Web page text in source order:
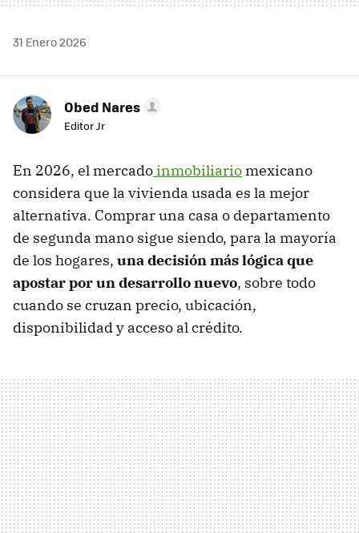
31 Enero 2026
Obed Nares
Editor Jr
En 2026, el mercadoinmobiliario mexicano
considera que la vivienda usada es la mejor
alternativa. Comprar una casa o departamento
de segunda mano sigue siendo, para la mayoría
de los hogares, una decisión más lógica que
apostar por un desarrollo nuevo, sobre todo
cuando se cruzan precio, ubicación,
disponibilidad y acceso al crédito.